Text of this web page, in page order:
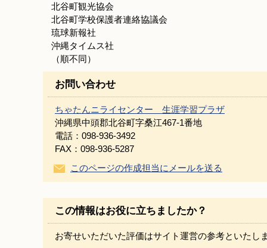
北谷町観光協会
北谷町学校保護者連絡協議会
琉球新報社
沖縄タイムス社
（順不同）
お問い合わせ
ちゃたんニライセンター 生涯学習プラザ
沖縄県中頭郡北谷町字桑江467-1番地
電話：098-936-3492
FAX：098-936-5287
このページの作成担当にメールを送る
この情報はお役に立ちましたか？
お寄せいただいた評価はサイト運営の参考といたし